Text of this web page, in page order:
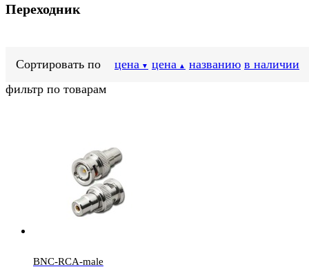
Переходник
Сортировать по цена ▼ цена ▲ названию в наличии
фильтр по товарам
BNC-RCA-male